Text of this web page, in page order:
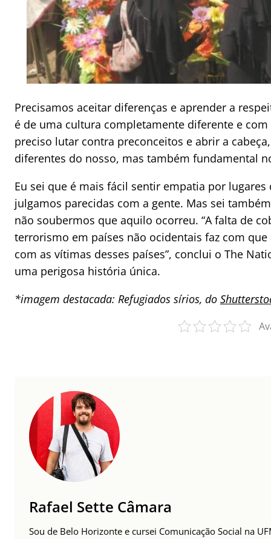
Precisamos aceitar diferenças e aprender a
é de uma cultura completamente diferente e
preciso lutar contra preconceitos e abrir a
diferentes do nosso, mas também fundamental
Eu sei que é mais fácil sentir empatia por
julgamos parecidas com a gente. Mas sei
não soubermos que aquilo ocorreu. “A falta de
terrorismo em países não ocidentais faz com
com as vítimas desses países”, conclui o The
uma perigosa história única.
*imagem destacada: Refugiados sírios, do
Rafael Sette Câmara
Sou de Belo Horizonte e cursei Comunicação Social na